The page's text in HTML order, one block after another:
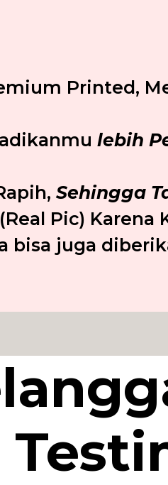
Printed,
lebih
Sehingga
Pic) Karena
bisa juga